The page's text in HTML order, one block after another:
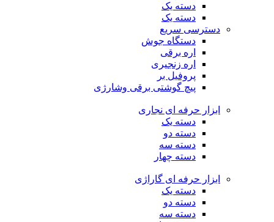
دسته یک
دسته یک
دسترسی سریع
دستگاه جوش
اره برقی
اره زنجیری
پروفیل بر
پیچ گوشتی برقی وشارژی
ابزار حرفه ای نجاری
دسته یک
دسته دو
دسته سه
دسته چهار
ابزار حرفه ای گاراژی
دسته یک
دسته دو
دسته سه